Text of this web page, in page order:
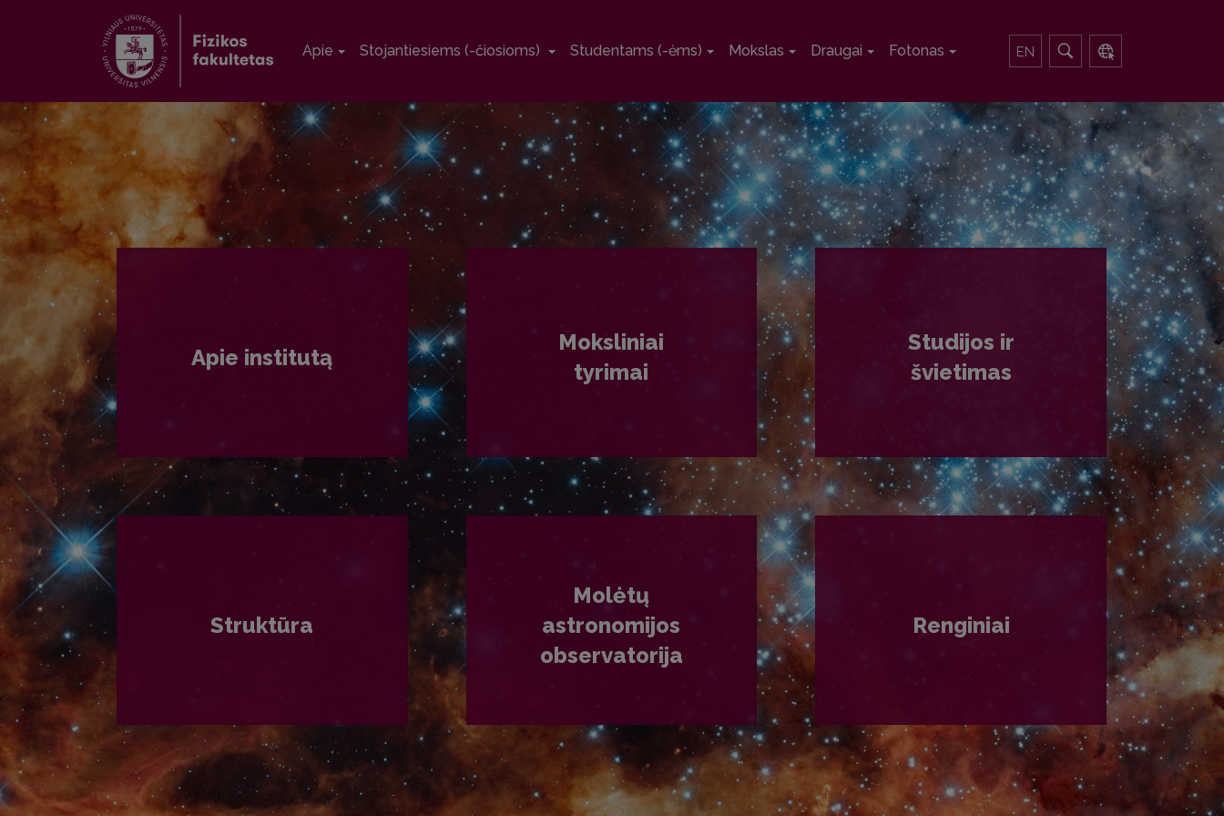
Apie Stojantiesiems (-čiosioms) Studentams (-ėms) Mokslas Draugai Fotonas EN
Apie institutą
Moksliniai
tyrimai
Studijos ir
švietimas
Struktūra
Molėtų
astronomijos
observatorija
PLAČIAU
Renginiai